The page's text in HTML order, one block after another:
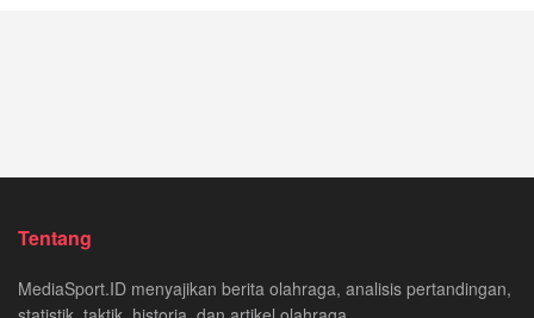
Tentang
MediaSport.ID menyajikan berita olahraga, analisis pertandingan,